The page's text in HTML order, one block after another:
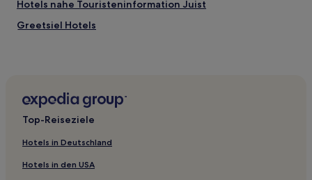
Hotels nahe Touristeninformation Juist
Greetsiel Hotels
Osterdeich Hotels
Campen Hotels
Hotels nahe Strand von Norddeich
Norderney Hotels
Top-Reiseziele
Hotels in Deutschland
Hotels in den USA